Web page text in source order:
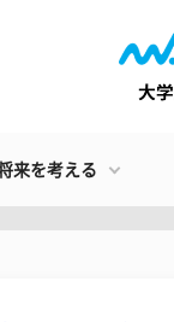
来を考える